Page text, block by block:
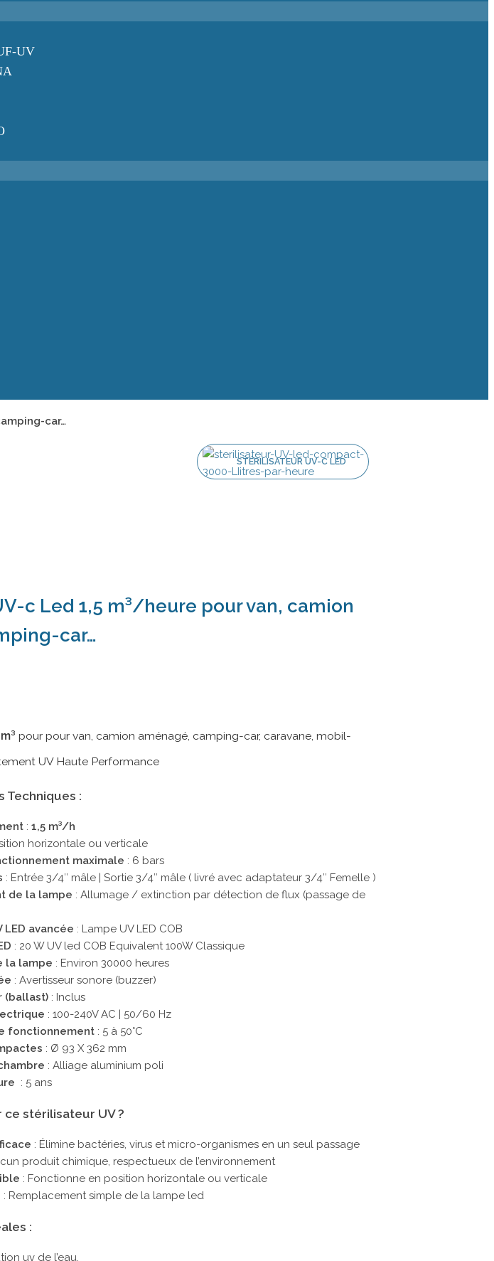
UV
car…
STÉRILISATEUR UV-C LED
c Led 1,5 m³/heure pour van, camion
car…
pour pour van, camion aménagé, camping-car, caravane, mobil-
UV Haute Performance
Techniques :
: 1,5 m³/h
horizontale ou verticale
maximale : 6 bars
: Entrée 3/4″ mâle | Sortie 3/4″ mâle ( livré avec adaptateur 3/4″ Femelle )
de la lampe : Allumage / extinction par détection de flux (passage de
LED avancée : Lampe UV LED COB
: 20 W UV led COB Equivalent 100W Classique
la lampe : Environ 30000 heures
: Avertisseur sonore (buzzer)
(ballast) : Inclus
: 100-240V AC | 50/60 Hz
fonctionnement : 5 à 50°C
: Ø 93 X 362 mm
: Alliage aluminium poli
: 5 ans
ce stérilisateur UV ?
: Élimine bactéries, virus et micro-organismes en un seul passage
produit chimique, respectueux de l’environnement
: Fonctionne en position horizontale ou verticale
: Remplacement simple de la lampe led
:
uv de l’eau.